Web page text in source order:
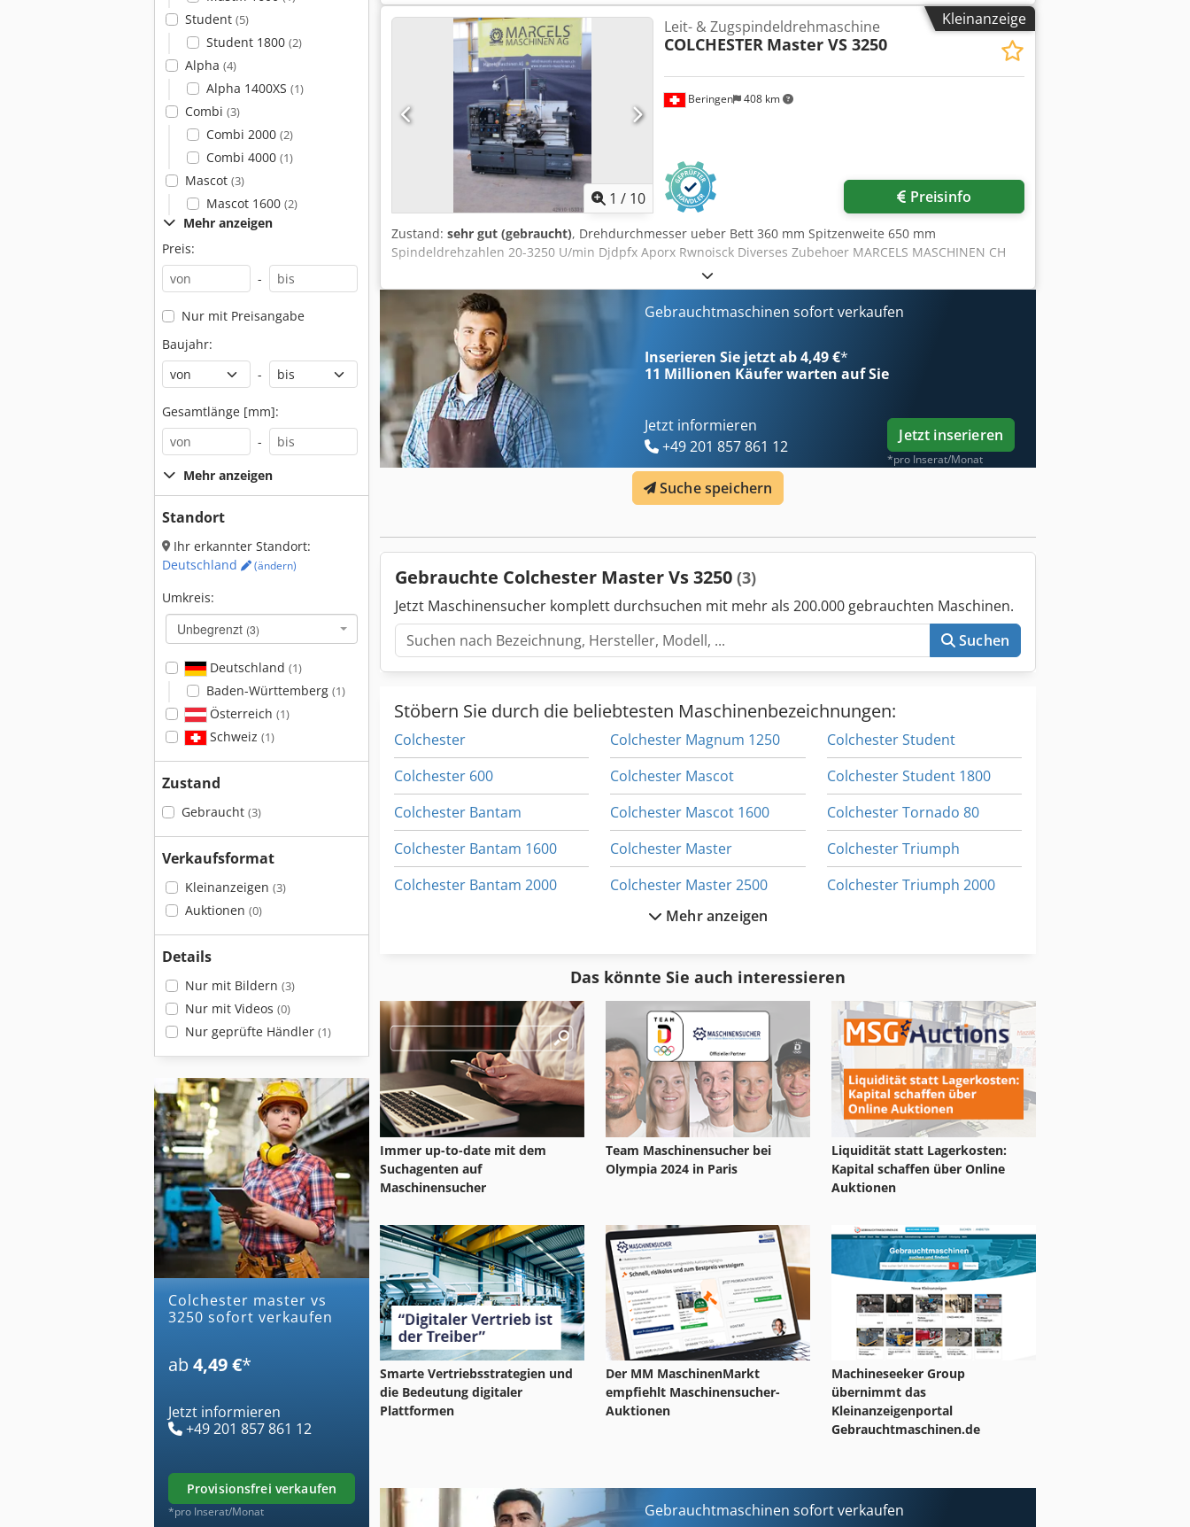
Student (5)
Student 1800 (2)
Alpha (4)
Alpha 1400XS (1)
Combi (3)
Combi 2000 (2)
Combi 4000 (1)
Mascot (3)
Mascot 1600 (2)
Mehr anzeigen
Preis:
-
Nur mit Preisangabe
Baujahr:
-
Gesamtlänge [mm]:
-
Mehr anzeigen
Standort
Ihr erkannter Standort:
Deutschland
(ändern)
Umkreis:
Unbegrenzt (3)
Deutschland (1)
Baden-Württemberg (1)
Österreich (1)
Schweiz (1)
Zustand
Gebraucht (3)
Verkaufsformat
Kleinanzeigen (3)
Auktionen (0)
Details
Nur mit Bildern (3)
Nur mit Videos (0)
Nur geprüfte Händler (1)
colchester master vs
3250 sofort verkaufen
ab 4,49 €*
Jetzt informieren
+49 201 857 861 12
provisionsfrei verkaufen
*pro Inserat/Monat
Modulgewindesteigungen 0,2 – 3,5 (20) Diametrale Steigung (D.P.) 8 – 56 (20) Sie können gerne zu einer
Besichtigung vorbeikommen. Gerne können wir für Sie eine Kostengünstige Spedition organisieren! Sie
erhalten eine ordentliche Rechnung. Für Ausländische Kunden kann auch eine Nettorechnung erstellt
werden. Vorraussetzung ist eine gültige Ust.Indent.Nr. Zwischenverkauf vorbehalten. Besuchen Sie
unseren Shop und sehen Sie sich auch unsere weiteren Angebote an. Angegebene Firmennamen und
Warenzeichen sind Eigentum Ihrer Inhaber und dienen lediglich zur Identifikation und Beschreibung der
Produkte. Djdpfey Nknkex Apieck Abweichungen von technischen Daten sowie Irrtümer in der
Beschreibung des Artikels können passieren und bleiben vorbehalten.
Kleinanzeige
1 / 10
Beringen 408 km
Leit- & Zugspindeldrehmaschine
COLCHESTER Master VS 3250
Preisinfo
Zustand: sehr gut (gebraucht), Drehdurchmesser ueber Bett 360 mm Spitzenweite 650 mm
Spindeldrehzahlen 20-3250 U/min Djdpfx Aporx Rwnoisck Diverses Zubehoer MARCELS MASCHINEN CH
Gebrauchtmaschinen sofort verkaufen
Inserieren Sie jetzt ab 4,49 €*
11 Millionen Käufer warten auf Sie
Jetzt informieren
+49 201 857 861 12
Jetzt inserieren
*pro Inserat/Monat
Suche speichern
Gebrauchte Colchester Master Vs 3250 (3)
Jetzt Maschinensucher komplett durchsuchen mit mehr als 200.000 gebrauchten Maschinen.
Suchen
Stöbern Sie durch die beliebtesten Maschinenbezeichnungen:
Colchester
Colchester 600
Colchester Bantam
Colchester Bantam 1600
Colchester Bantam 2000
Colchester Magnum
Colchester Magnum 1250
Colchester Mascot
Colchester Mascot 1600
Colchester Master
Colchester Master 2500
Colchester Mastiff 1400
Colchester Student
Colchester Student 1800
Colchester Tornado 80
Colchester Triumph
Colchester Triumph 2000
Mehr anzeigen
Das könnte Sie auch interessieren
Immer up-to-date mit dem
Suchagenten auf
Maschinensucher
Team Maschinensucher bei
Olympia 2024 in Paris
Liquidität statt Lagerkosten:
Kapital schaffen über Online
Auktionen
Smarte Vertriebsstrategien und
die Bedeutung digitaler
Plattformen
Der MM MaschinenMarkt
empfiehlt Maschinensucher-
Auktionen
Machineseeker Group
übernimmt das
Kleinanzeigenportal
Gebrauchtmaschinen.de
Gebrauchtmaschinen sofort verkaufen